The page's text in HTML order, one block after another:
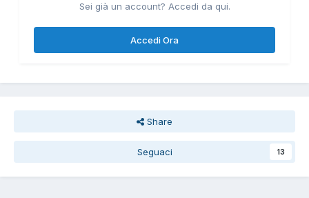
Sei già un account? Accedi da qui.
Accedi Ora
Share
Seguaci 13